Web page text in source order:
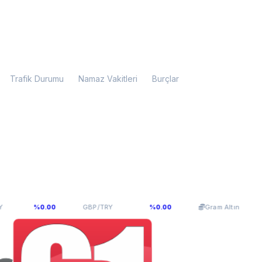
Trafik Durumu Namaz Vakitleri Burçlar
%0.00 GBP/TRY64,0893 %0.00 Gram Altın5.956,96